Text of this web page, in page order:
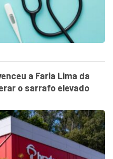
a Faria Lima da
o sarrafo elevado